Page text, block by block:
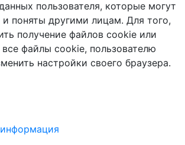
пользователя, которые могут
поняты другими лицам. Для того,
получение файлов cookie или
все файлы cookie, пользователю
настройки своего браузера.